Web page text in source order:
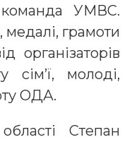
УМВС.
грамоти
організаторів
сім’ї, молоді,
ОДА.
Степан